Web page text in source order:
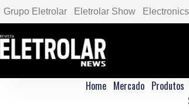
Grupo Eletrolar Eletrolar Show
Home Mercado Produtos